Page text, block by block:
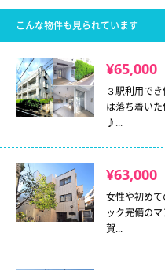
こんな物件も見られています
¥65,000
３駅利用で
は落ち着い
♪...
¥63,000
女性や初め
ック完備の
賀...